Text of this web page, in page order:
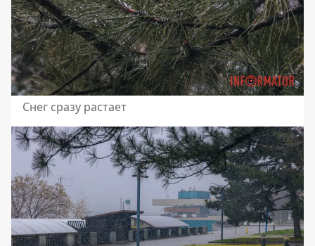
Снег сразу растает